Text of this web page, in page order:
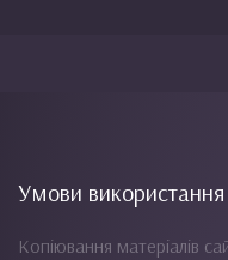
Умови використання
Копіювання матеріалів